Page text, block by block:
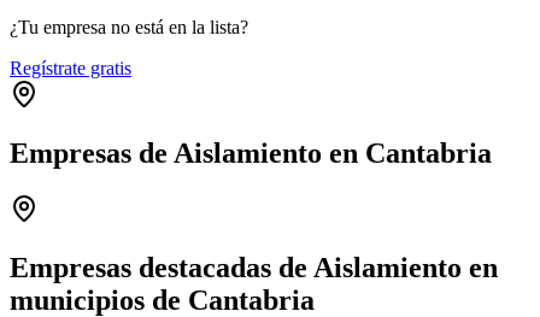
¿Tu empresa no está en la lista?
Regístrate gratis
Empresas de Aislamiento en Cantabria
−
Empresas destacadas de Aislamiento en
municipios de Cantabria